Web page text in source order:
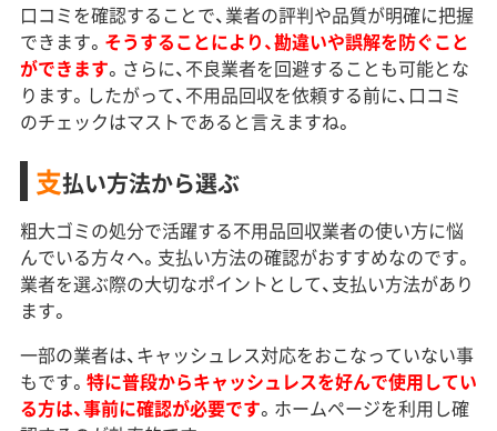
口コミを確認することで、業者の評判や品質が明確に把握
できます。 そうすることにより、勘違いや誤解を防ぐこと
ができます。さらに、不良業者を回避することも可能とな
ります。したがって、不用品回収を依頼する前に、口コミ
のチェックはマストであると言えますね。
支払い方法から選ぶ
粗大ゴミの処分で活躍する不用品回収業者の使い方に悩
んでいる方々へ。支払い方法の確認がおすすめなのです。
業者を選ぶ際の大切なポイントとして、支払い方法があり
ます。
一部の業者は、キャッシュレス対応をおこなっていない事
もです。 特に普段からキャッシュレスを好んで使用してい
る方は、事前に確認が必要です。ホームページを利用し確